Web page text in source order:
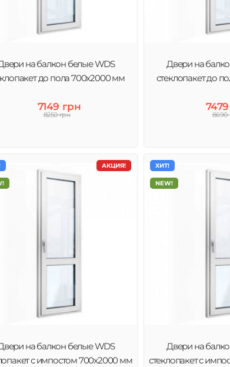
на балкон белые WDS
до пола 700x2000 мм
7149 грн
8250 грн
Двери на
стеклопакет до
8690
АКЦИЯ!
на балкон белые WDS
с импостом 700x2000 мм
ХИТ!
NEW!
Двери на
стеклопакет с